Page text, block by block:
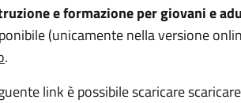
e formazione per giovani e
(unicamente nella versione
.
link è possibile scaricare